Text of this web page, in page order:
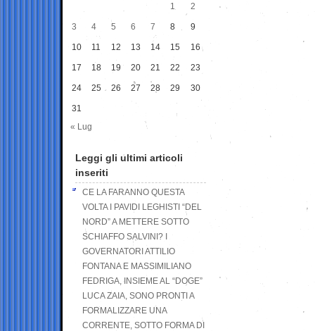
1
2
3 4 5 6 7 8 9
10 11 12 13 14 15 16
17 18 19 20 21 22 23
24 25 26 27 28 29 30
31
« Lug
Leggi gli ultimi articoli
inseriti
CE LA FARANNO QUESTA
VOLTA I PAVIDI LEGHISTI “DEL
NORD” A METTERE SOTTO
SCHIAFFO SALVINI? I
GOVERNATORI ATTILIO
FONTANA E MASSIMILIANO
FEDRIGA, INSIEME AL “DOGE”
LUCA ZAIA, SONO PRONTI A
FORMALIZZARE UNA
CORRENTE, SOTTO FORMA DI